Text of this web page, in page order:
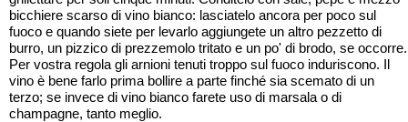
bicchiere scarso di vino bianco: lasciatelo ancora per poco sul
fuoco e quando siete per levarlo aggiungete un altro pezzetto di
burro, un pizzico di prezzemolo tritato e un po' di brodo, se occorre.
Per vostra regola gli arnioni tenuti troppo sul fuoco induriscono. Il
vino è bene farlo prima bollire a parte finché sia scemato di un
terzo; se invece di vino bianco farete uso di marsala o di
champagne, tanto meglio.